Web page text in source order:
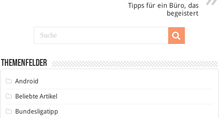
Tipps für ein Büro, das
begeistert
Themenfelder
Android
Beliebte Artikel
Bundesligatipp